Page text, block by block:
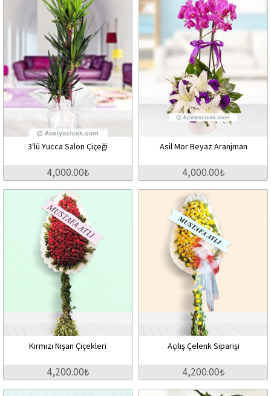
3'lü Yucca Salon Çiçeği
4,000.00₺
Asil Mor Beyaz Aranjman
4,000.00₺
Kırmızı Nişan Çiçekleri
4,200.00₺
Açılış Çelenk Siparişi
4,200.00₺